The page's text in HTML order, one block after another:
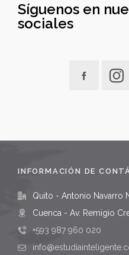
Síguenos en
sociales
INFORMACIÓN DE
Quito - Antonio Navarro
Cuenca - Av. Remigio
+593 987 960 020